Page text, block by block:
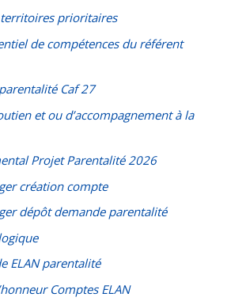
territoires prioritaires
de compétences du référent
Caf 27
et ou d’accompagnement à la
Projet Parentalité 2026
création compte
dépôt demande parentalité
ELAN parentalité
Comptes ELAN